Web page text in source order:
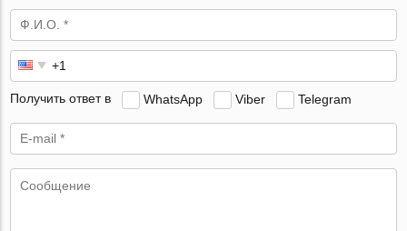
Получить ответ в WhatsApp Viber Telegram